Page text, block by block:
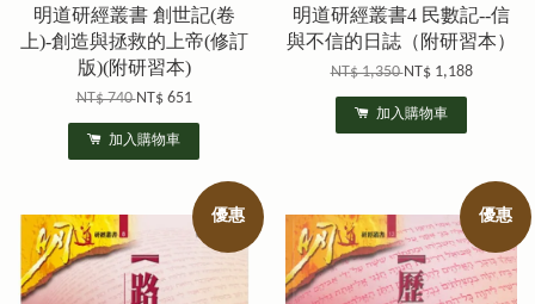
明道研經叢書 創世記(卷
上)-創造與拯救的上帝(修訂
版)(附研習本)
NT$ 740NT$ 651
加入購物車
明道研經叢書4 民數記--信
與不信的日誌（附研習本）
NT$ 1,350NT$ 1,188
加入購物車
優惠 優惠